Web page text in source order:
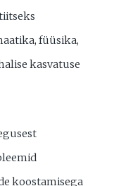
füüsika,
kasvatuse
koostamisega